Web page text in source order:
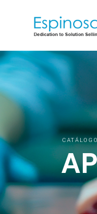
CATÁLOGO